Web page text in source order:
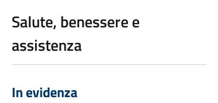
Salute, benessere e
assistenza
In evidenza